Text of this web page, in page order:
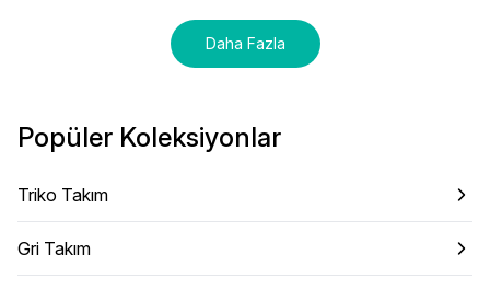
Daha Fazla
Popüler Koleksiyonlar
Triko Takım
Gri Takım